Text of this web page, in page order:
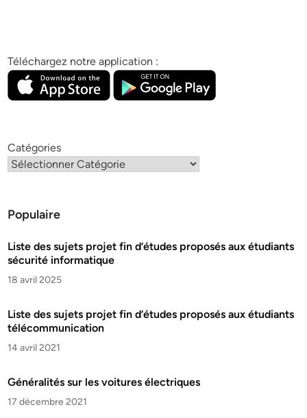
Téléchargez notre application :
Catégories
Populaire
Liste des sujets projet fin d’études proposés aux étudiants
sécurité informatique
18 avril 2025
Liste des sujets projet fin d’études proposés aux étudiants
télécommunication
14 avril 2021
Généralités sur les voitures électriques
17 décembre 2021